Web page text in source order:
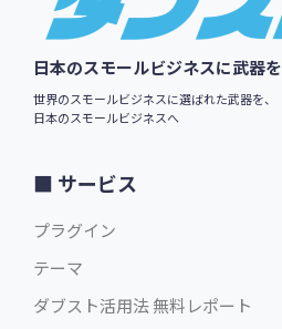
日本のスモールビジネスに武器を
世界のスモールビジネスに選ばれた武器を、
日本のスモールビジネスへ
サービス
プラグイン
テーマ
ダブスト活用法 無料レポート